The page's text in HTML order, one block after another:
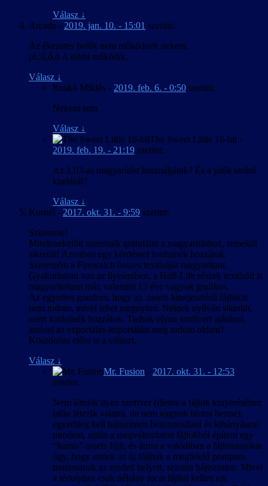
Válasz ↓
Arcade - 2019. jan. 10. - 15:01 szerint:
Az ékezetes betűk nem működnek nekem.
pl.:ű,ő,ó A többi működik.
Válasz ↓
Ruskó Miklós - 2019. feb. 6. - 0:50 szerint:
Nekem sem
Válasz ↓
The Sweet Little 16-bit -
2019. feb. 19. - 21:19 szerint:
Az 1.03-as magyarítást használjátok? És a játék utolsó
kiadását?
Válasz ↓
Kornél - 2017. okt. 31. - 9:59 szerint:
Sziasztok!
Mindenekelőtt szeretnék gratulálni a magyarításhoz, remekül
sikerült! Azonban egy kérdéssel fordulnék hozzátok.
Szeretném a Firewatch összes textúráját magyarítani.
Gyakorlatom van az ilyesmiben, a Half-Life részek textúráit is
magyarítottam már, valamint 15 éve vagyok grafikus.
Az egyetlen gondom, hogy az .assets kiterjesztésű fájlokat
nem tudom, mivel lehet megnyitni. Nektek nyilván sikerült,
ezért fordulnék hozzátok. Tudtok olyan szoftvert ajánlani,
amivel az exportálás-importálást meg tudom oldani?
Köszönöm előre is a választ.
Válasz ↓
Mr. Fusion - 2017. okt. 31. - 12:53
szerint:
Nem létezik ilyen szoftver (illetve a fájlok kinyeréséhez
talán létezik valami, de nem vagyok biztos benne),
egyedileg kell bájtszinten beazonosítani és kibányászni
mindent, aztán a megváltoztatott fájlokból építeni egy
“hamis” assets fájlt, és átírni a valódiban a fájlmutatókat
úgy, hogy ennek az új fájlnak a megfelelő pontjaira
mutassanak az eredeti helyett, szintén bájtszinten. Mivel
a térképhez csak néhány tucat fájllal kellett ezt